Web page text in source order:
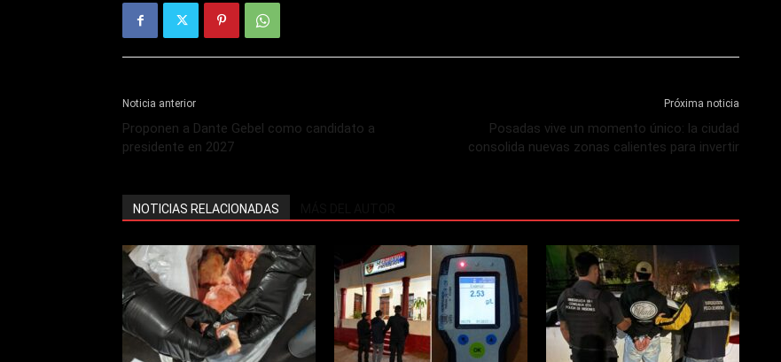
Noticia anterior
Proponen a Dante Gebel como candidato a
presidente en 2027
Próxima noticia
Posadas vive un momento único: la ciudad
consolida nuevas zonas calientes para invertir
NOTICIAS RELACIONADAS